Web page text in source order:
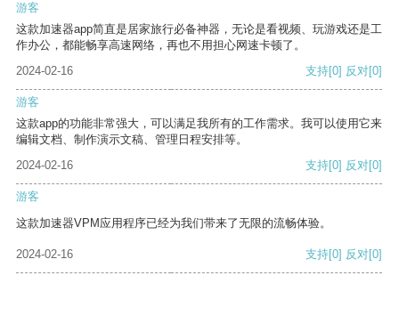
游客
这款加速器app简直是居家旅行必备神器，无论是看视频、玩游戏还是工
作办公，都能畅享高速网络，再也不用担心网速卡顿了。
2024-02-16
支持[0] 反对[0]
游客
这款app的功能非常强大，可以满足我所有的工作需求。我可以使用它来
编辑文档、制作演示文稿、管理日程安排等。
2024-02-16
支持[0] 反对[0]
游客
这款加速器VPM应用程序已经为我们带来了无限的流畅体验。
2024-02-16 支持[0] 反对[0]